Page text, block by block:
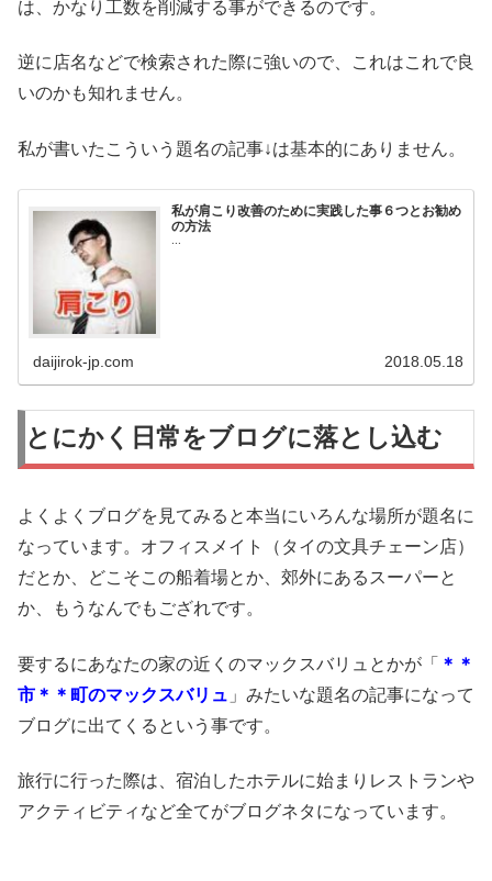
は、かなり工数を削減する事ができるのです。
逆に店名などで検索された際に強いので、これはこれで良
いのかも知れません。
私が書いたこういう題名の記事↓は基本的にありません。
私が肩こり改善のために実践した事６つとお勧め
の方法
...
daijirok-jp.com 2018.05.18
とにかく日常をブログに落とし込む
よくよくブログを見てみると本当にいろんな場所が題名に
なっています。オフィスメイト（タイの文具チェーン店）
だとか、どこそこの船着場とか、郊外にあるスーパーと
か、もうなんでもござれです。
要するにあなたの家の近くのマックスバリュとかが「 ＊＊
市＊＊町のマックスバリュ 」みたいな題名の記事になって
ブログに出てくるという事です。
旅行に行った際は、宿泊したホテルに始まりレストランや
アクティビティなど全てがブログネタになっています。